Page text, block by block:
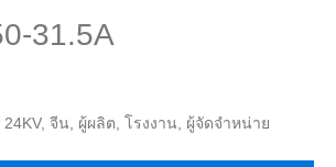
31.5A
จีน, ผู้ผลิต, โรงงาน, ผู้จัดจำหน่าย